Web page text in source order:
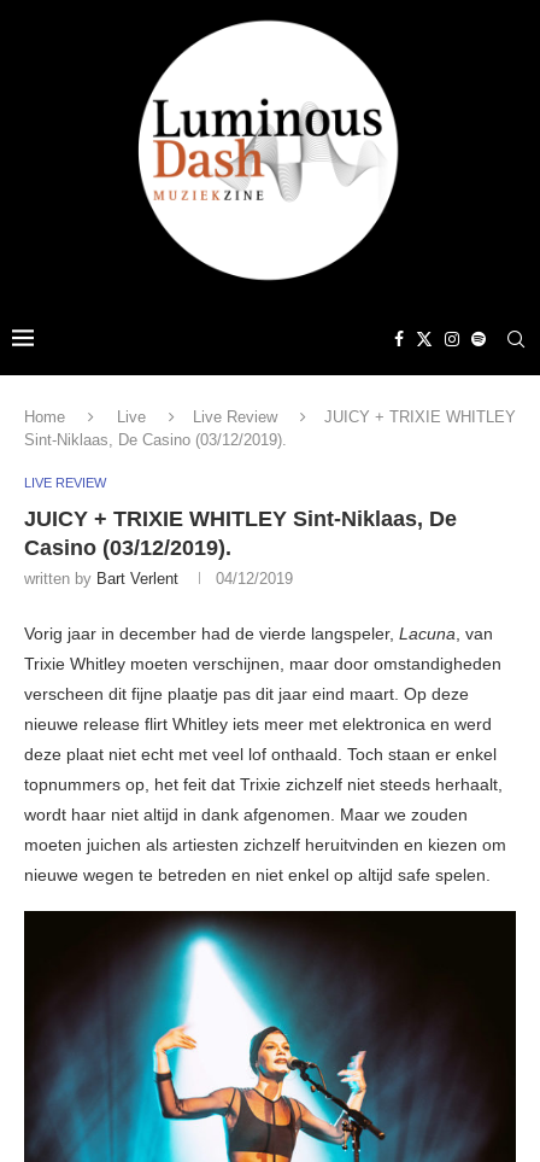
Home Live Live Review
JUICY + TRIXIE WHITLEY
Sint-Niklaas, De Casino (03/12/2019).
LIVE REVIEW
JUICY + TRIXIE WHITLEY Sint-Niklaas, De
Casino (03/12/2019).
written by Bart Verlent 04/12/2019
Vorig jaar in december had de vierde langspeler, Lacuna, van
Trixie Whitley moeten verschijnen, maar door omstandigheden
verscheen dit fijne plaatje pas dit jaar eind maart. Op deze
nieuwe release flirt Whitley iets meer met elektronica en werd
deze plaat niet echt met veel lof onthaald. Toch staan er enkel
topnummers op, het feit dat Trixie zichzelf niet steeds herhaalt,
wordt haar niet altijd in dank afgenomen. Maar we zouden
moeten juichen als artiesten zichzelf heruitvinden en kiezen om
nieuwe wegen te betreden en niet enkel op altijd safe spelen.